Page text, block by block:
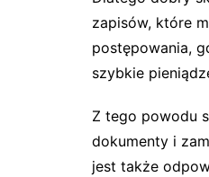
zapisów, które
postępowania,
szybkie
Z tego powodu
dokumenty i
jest także